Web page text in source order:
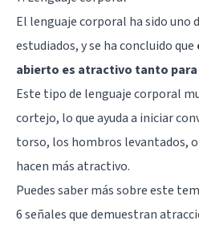
El lenguaje corporal ha sido uno
estudiados, y se ha concluido que
abierto es atractivo tanto
Este tipo de lenguaje corporal
cortejo, lo que ayuda a iniciar
torso, los hombros levantados,
hacen más atractivo.
Puedes saber más sobre este
6 señales que demuestran